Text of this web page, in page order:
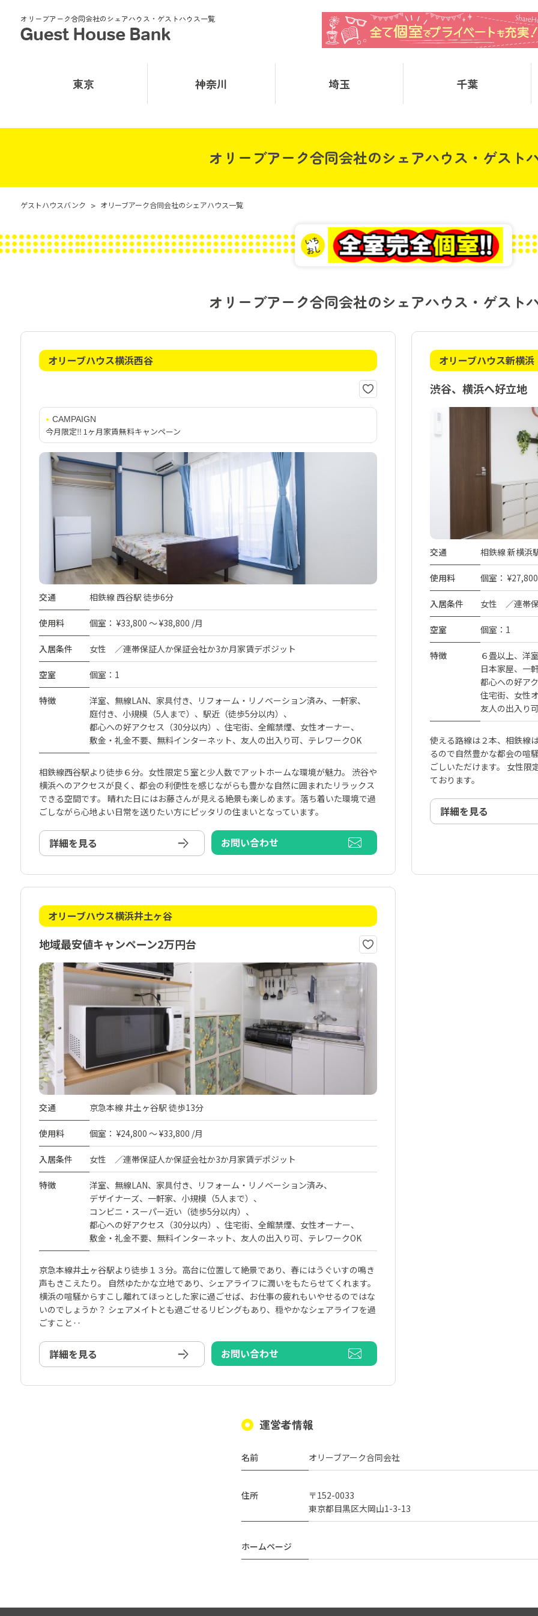
オリーブアーク合同会社のシェアハウス・ゲストハウス一覧
東京 神奈川 埼玉 千葉
オリーブアーク合同会社のシェアハウス・ゲスト
ゲストハウスバンク > オリーブアーク合同会社のシェアハウス一覧
オリーブアーク合同会社のシェアハウス・ゲスト
オリーブハウス横浜西谷
CAMPAIGN
今月限定‼️ 1ヶ月家賃無料キャンペーン
交通 相鉄線 西谷駅 徒歩6分
使用料 個室： ¥33,800 ～ ¥38,800 /月
入居条件 女性 ／連帯保証人か保証会社か3か月家賃デポジット
空室 個室：1
特徴 洋室 無線LAN 家具付き リフォーム・リノベーション済み
一軒家
庭付き
小規模（5人まで）
駅近（徒歩5分以内）
都心への好アクセス（30分以内）
住宅街 全館禁煙
女性オーナー
敷金・礼金不要
無料インターネット 友人の出入り可 テレワークOK
相鉄線西谷駅より徒歩６分。女性限定５室と少人数でアットホームな環境が魅力。 渋谷や
横浜へのアクセスが良く、都会の利便性を感じながらも豊かな自然に囲まれたリラックス
できる空間です。 晴れた日にはお藤さんが見える絶景も楽しめます。落ち着いた環境で過
ごしながら心地よい日常を送りたい方にピッタリの住まいとなっています。
詳細を見る お問い合わせ
オリーブハウス新横浜
渋谷、横浜へ好立地
交通 相鉄線 新横浜
使用料 個室：
入居条件 女性 ／連帯
空室 個室：1
特徴 ６畳以上 洋室
日本家屋
一
都心への好ア
住宅街
女性
友人の出入り可
使える路線は２本、相鉄線
るので自然豊かな都会の喧
ごしいただけます。 女性限
ております。
詳細を見る
オリーブハウス横浜井土ヶ谷
地域最安値キャンペーン2万円台
交通 京急本線 井土ヶ谷駅 徒歩13分
使用料 個室： ¥24,800 ～ ¥33,800 /月
入居条件 女性 ／連帯保証人か保証会社か3か月家賃デポジット
特徴 洋室 無線LAN 家具付き
リフォーム・リノベーション済み
デザイナーズ
一軒家
小規模（5人まで）
コンビニ・スーパー近い（徒歩5分以内）
都心への好アクセス（30分以内）
住宅街 全館禁煙
女性オーナー
敷金・礼金不要
無料インターネット 友人の出入り可 テレワークOK
京急本線井土ヶ谷駅より徒歩１３分。高台に位置して絶景であり、春にはうぐいすの鳴き
声もきこえたり。 自然ゆたかな立地であり、シェアライフに潤いをもたらせてくれます。
横浜の喧騒からすこし離れてほっとした家に過ごせば、お仕事の疲れもいやせるのではな
いのでしょうか？ シェアメイトとも過ごせるリビングもあり、穏やかなシェアライフを過
ごすこと‥
詳細を見る お問い合わせ
運営者情報
名前 オリーブアーク合同会社
住所
〒152-0033
東京都目黒区大岡山1-3-13
ホームページ